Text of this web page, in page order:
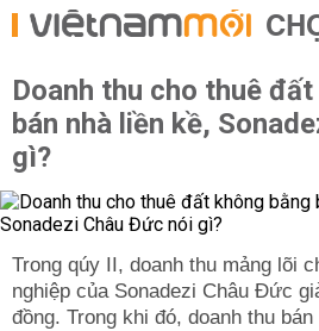
Doanh thu cho thuê
bán nhà liền kề,
gì?
Trong qúy II, doanh thu mảng lõi
nghiệp của Sonadezi Châu Đức
đồng. Trong khi đó, doanh thu